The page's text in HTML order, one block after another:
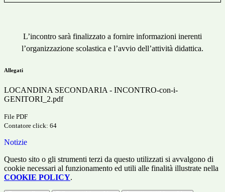
L’incontro sarà finalizzato a fornire informazioni inerenti
l’organizzazione scolastica e l’avvio dell’attività didattica.
Allegati
LOCANDINA SECONDARIA - INCONTRO-con-i-
GENITORI_2.pdf
File PDF
Contatore click: 64
Notizie
Questo sito o gli strumenti terzi da questo utilizzati si avvalgono di
cookie necessari al funzionamento ed utili alle finalità illustrate nella
COOKIE POLICY.